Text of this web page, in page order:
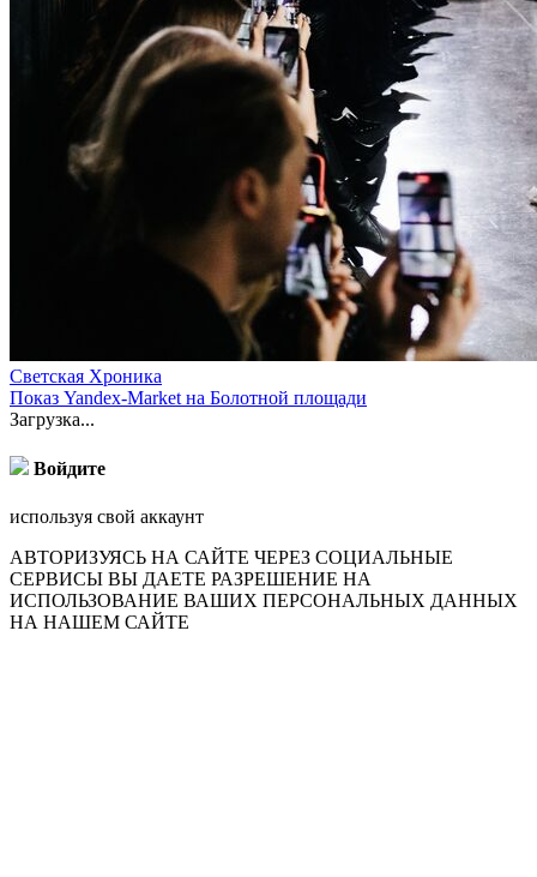
Светская Хроника
Показ Yandex-Market на Болотной площади
Загрузка...
Войдите
используя свой аккаунт
АВТОРИЗУЯСЬ НА САЙТЕ ЧЕРЕЗ СОЦИАЛЬНЫЕ
СЕРВИСЫ ВЫ ДАЕТЕ РАЗРЕШЕНИЕ НА
ИСПОЛЬЗОВАНИЕ ВАШИХ ПЕРСОНАЛЬНЫХ ДАННЫХ
НА НАШЕМ САЙТЕ